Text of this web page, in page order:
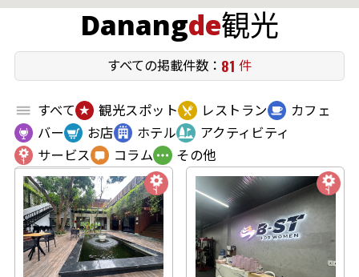
Danangde観光
すべての掲載件数： 81 件
すべて 観光スポット レストラン
カフェ
バー
お店 ホテル
アクティビティ
サービス
コラム その他